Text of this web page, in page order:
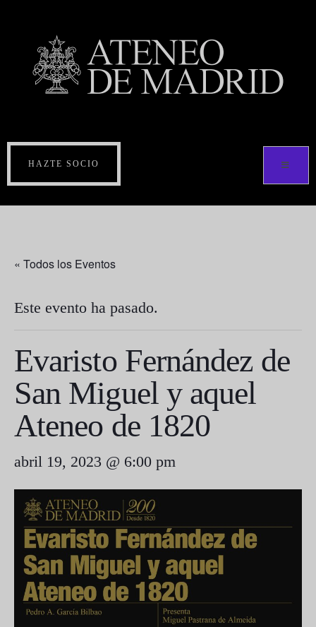
HAZTE SOCIO
« Todos los Eventos
Este evento ha pasado.
Evaristo Fernández de
San Miguel y aquel
Ateneo de 1820
abril 19, 2023 @ 6:00 pm